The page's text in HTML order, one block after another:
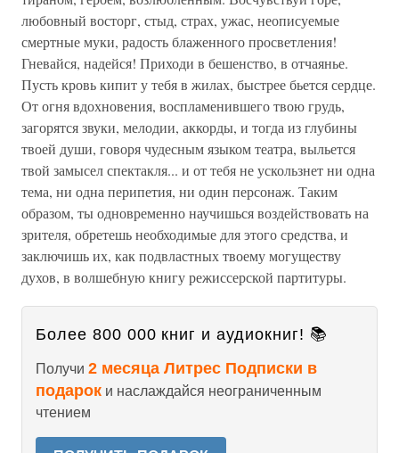
любовный восторг, стыд, страх, ужас, неописуемые
смертные муки, радость блаженного просветления!
Гневайся, надейся! Приходи в бешенство, в отчаянье.
Пусть кровь кипит у тебя в жилах, быстрее бьется сердце.
От огня вдохновения, воспламенившего твою грудь,
загорятся звуки, мелодии, аккорды, и тогда из глубины
твоей души, говоря чудесным языком театра, выльется
твой замысел спектакля... и от тебя не ускользнет ни одна
тема, ни одна перипетия, ни один персонаж. Таким
образом, ты одновременно научишься воздействовать на
зрителя, обретешь необходимые для этого средства, и
заключишь их, как подвластных твоему могуществу
духов, в волшебную книгу режиссерской партитуры.
Более 800 000 книг и аудиокниг! 📚
Получи 2 месяца Литрес Подписки в
подарок и наслаждайся неограниченным
чтением